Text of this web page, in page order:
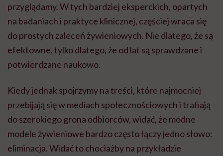
przyglądamy. W tych bardziej eksperckich, opartych
na badaniach i praktyce klinicznej, częściej wraca się
do prostych zaleceń żywieniowych. Nie dlatego, że są
efektowne, tylko dlatego, że od lat są sprawdzane i
potwierdzane naukowo.
Kiedy jednak spojrzymy na treści, które najmocniej
przebijają się w mediach społecznościowych i trafiają
do szerokiego grona odbiorców, widać, że modne
modele żywieniowe bardzo często łączy jedno słowo:
eliminacja. Widać to chociażby na przykładzie